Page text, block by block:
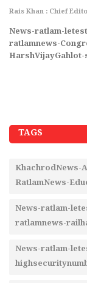
की बैठक...
Rais Khan : Chief
News-ratlam-
TAGS
KhachrodNews-
RatlamNews-
News-ratlam-
ratlamnews-
News-ratlam-